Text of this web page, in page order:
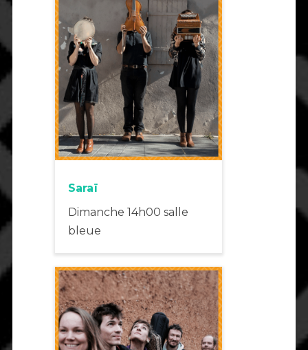
Saraï
Dimanche 14h00 salle
bleue